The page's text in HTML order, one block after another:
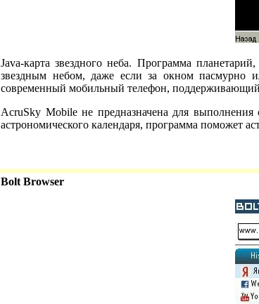
Java-карта звездного неба. Программа
звездным небом, даже если за окном пасмурно
современный мобильный телефон,
AcruSky Mobile не предназначена для
астрономического календаря, программа поможет
Bolt Browser